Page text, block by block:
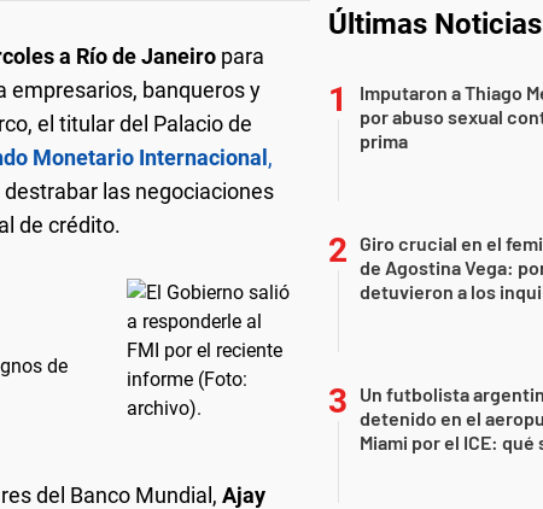
a Río de Janeiro para
empresarios, banqueros y
el titular del Palacio de
Monetario Internacional,
las negociaciones
de crédito.
de
del Banco Mundial, Ajay
Últimas Noticias
Imputaron a Thiago
por abuso sexual
prima
Giro crucial en el
de Agostina Vega:
detuvieron a los
Un futbolista
detenido en el
Miami por el ICE: qué